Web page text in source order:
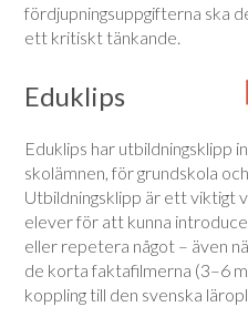
fördjupningsuppgifterna ska
ett kritiskt tänkande.
Eduklips
Eduklips har utbildningsklipp
skolämnen, för grundskola
Utbildningsklipp är ett viktigt
elever för att kunna
eller repetera något – även
de korta faktafilmerna (3–6
koppling till den svenska